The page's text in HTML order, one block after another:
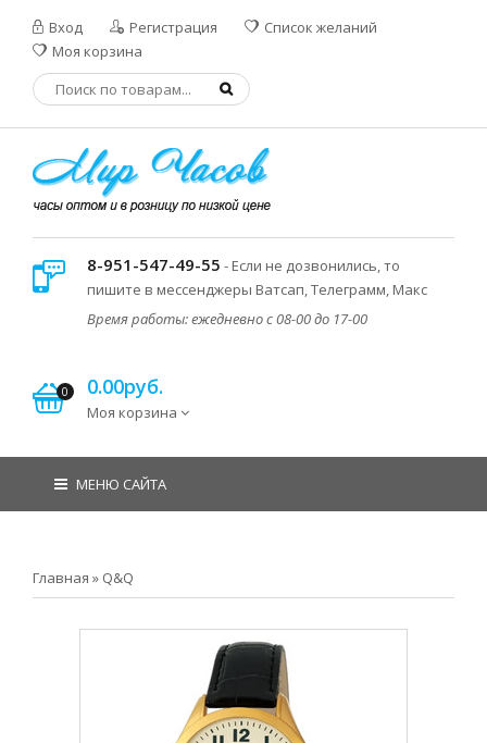
Вход Регистрация
Список желаний
Моя корзина
8-951-547-49-55 - Если не дозвонились, то
пишите в мессенджеры Ватсап, Телеграмм, Макс
Время работы: ежедневно с 08-00 до 17-00
0 0.00руб.
Моя корзина
МЕНЮ САЙТА
Главная » Q&Q